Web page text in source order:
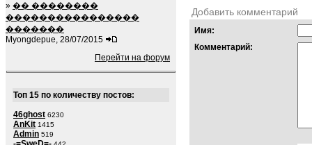
» �� ��������
����������������
�������
Myongdepue, 28/07/2015
Перейти на форум
Топ 15 по количеству постов:
46ghost 6230
AnKit 1415
Admin 519
Добавить комментарий
Имя:
Комментарий: